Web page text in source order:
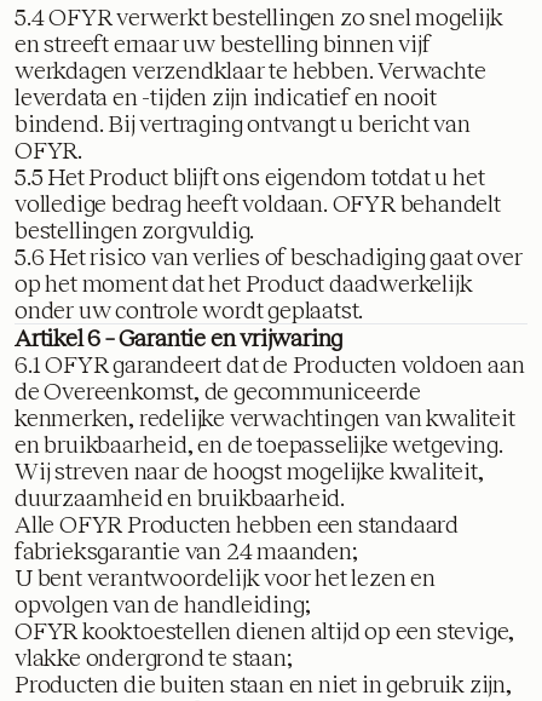
5.4 OFYR verwerkt bestellingen zo snel mogelijk
en streeft ernaar uw bestelling binnen vijf
werkdagen verzendklaar te hebben. Verwachte
leverdata en -tijden zijn indicatief en nooit
bindend. Bij vertraging ontvangt u bericht van
OFYR.
5.5 Het Product blijft ons eigendom totdat u het
volledige bedrag heeft voldaan. OFYR behandelt
bestellingen zorgvuldig.
5.6 Het risico van verlies of beschadiging gaat over
op het moment dat het Product daadwerkelijk
onder uw controle wordt geplaatst.
Artikel 6 – Garantie en vrijwaring
6.1 OFYR garandeert dat de Producten voldoen aan
de Overeenkomst, de gecommuniceerde
kenmerken, redelijke verwachtingen van kwaliteit
en bruikbaarheid, en de toepasselijke wetgeving.
Wij streven naar de hoogst mogelijke kwaliteit,
duurzaamheid en bruikbaarheid.
Alle OFYR Producten hebben een standaard
fabrieksgarantie van 24 maanden;
U bent verantwoordelijk voor het lezen en
opvolgen van de handleiding;
OFYR kooktoestellen dienen altijd op een stevige,
vlakke ondergrond te staan;
Producten die buiten staan en niet in gebruik zijn,